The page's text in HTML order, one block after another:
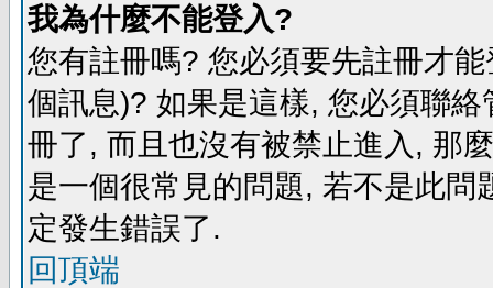
我為什麼不能登入?
您有註冊嗎? 您必須要先註冊才
個訊息)? 如果是這樣, 您必須聯
冊了, 而且也沒有被禁止進入, 那
是一個很常見的問題, 若不是此
定發生錯誤了.
回頂端